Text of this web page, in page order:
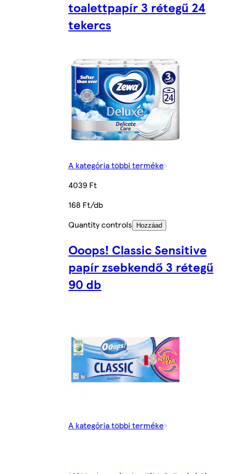
toalettpapír 3 rétegű 24
tekercs
A kategória többi terméke
4039 Ft
168 Ft/db
Quantity controls
Hozzáad
Ooops! Classic Sensitive
papír zsebkendő 3 rétegű
90 db
A kategória többi terméke